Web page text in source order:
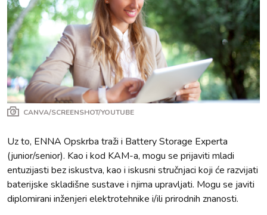
CANVA/SCREENSHOT/YOUTUBE
Uz to, ENNA Opskrba traži i Battery Storage Experta
(junior/senior). Kao i kod KAM-a, mogu se prijaviti mladi
entuzijasti bez iskustva, kao i iskusni stručnjaci koji će razvijati
baterijske skladišne sustave i njima upravljati. Mogu se javiti
diplomirani inženjeri elektrotehnike i/ili prirodnih znanosti.